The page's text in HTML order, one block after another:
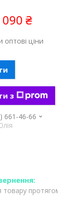
₴
оптові ціни
з
661-46-66
товару